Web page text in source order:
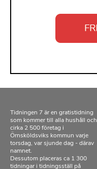
Tidningen 7 är en gratistidning
som kommer till alla hushåll och
cirka 2 500 företag i
Örnsköldsviks kommun varje
torsdag, var sjunde dag - därav
namnet.
Dessutom placeras ca 1 300
tidningar i tidningsställ på